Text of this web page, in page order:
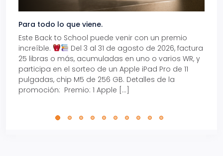
Para todo lo que viene.
Este Back to School puede venir con un premio
increíble.
Del 3 al 31 de agosto de 2026, factura
25 libras o más, acumuladas en uno o varios WR, y
participa en el sorteo de un Apple iPad Pro de 11
pulgadas, chip M5 de 256 GB. Detalles de la
promoción: Premio: 1 Apple […]